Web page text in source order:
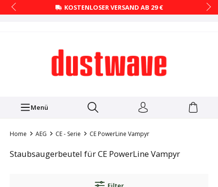
KOSTENLOSER VERSAND AB 29 €
Menü
Home AEG CE - Serie CE PowerLine Vampyr
Staubsaugerbeutel für CE PowerLine Vampyr